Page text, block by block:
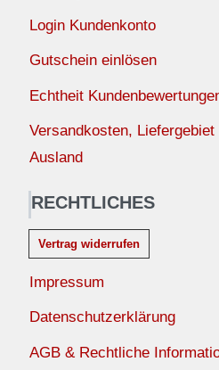
Login Kundenkonto
Gutschein einlösen
Echtheit
Versandkosten,
Ausland
RECHTLICHES
Vertrag widerrufen
Impressum
Datenschutzerklärung
AGB & Rechtliche